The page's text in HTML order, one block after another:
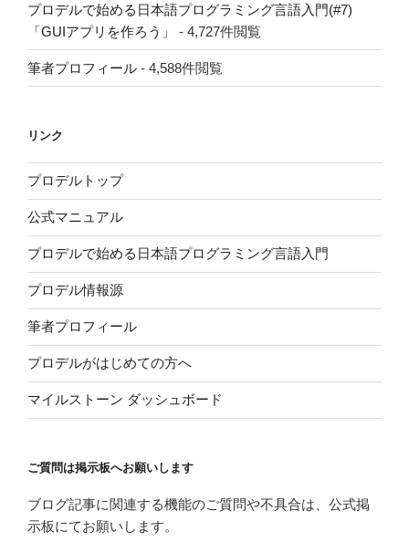
プロデルで始める日本語プログラミング言語入門(#7)
「GUIアプリを作ろう」
- 4,727件閲覧
筆者プロフィール - 4,588件閲覧
リンク
プロデルトップ
公式マニュアル
プロデルで始める日本語プログラミング言語入門
プロデル情報源
筆者プロフィール
プロデルがはじめての方へ
マイルストーン ダッシュボード
ご質問は掲示板へお願いします
ブログ記事に関連する機能のご質問や不具合は、公式掲
示板にてお願いします。